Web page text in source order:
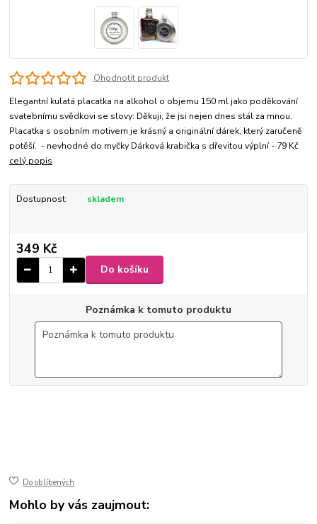
Ohodnotit produkt
Elegantní kulatá placatka na alkohol o objemu 150 ml jako poděkování
svatebnímu svědkovi se slovy: Děkuji, že jsi nejen dnes stál za mnou.
Placatka s osobním motivem je krásný a originální dárek, který zaručeně
potěší. - nevhodné do myčky Dárková krabička s dřevitou výplní - 79 Kč
celý popis
Dostupnost: skladem
349 Kč
Do košíku
Poznámka k tomuto produktu
Do oblíbených
Mohlo by vás zaujmout: